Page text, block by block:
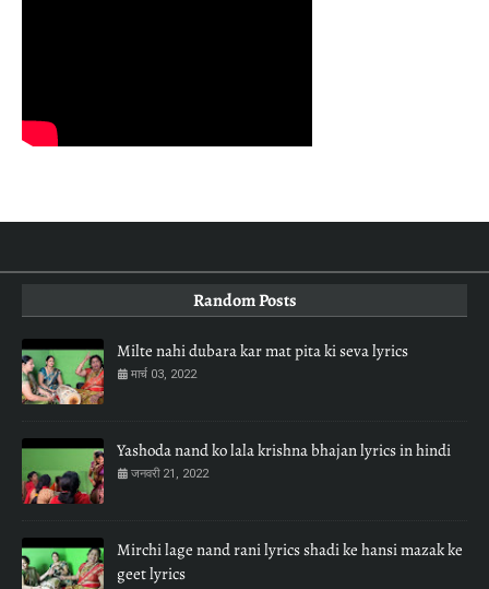
Random Posts
Milte nahi dubara kar mat pita ki seva lyrics
मार्च 03, 2022
Yashoda nand ko lala krishna bhajan lyrics in hindi
जनवरी 21, 2022
Mirchi lage nand rani lyrics shadi ke hansi mazak ke
geet lyrics